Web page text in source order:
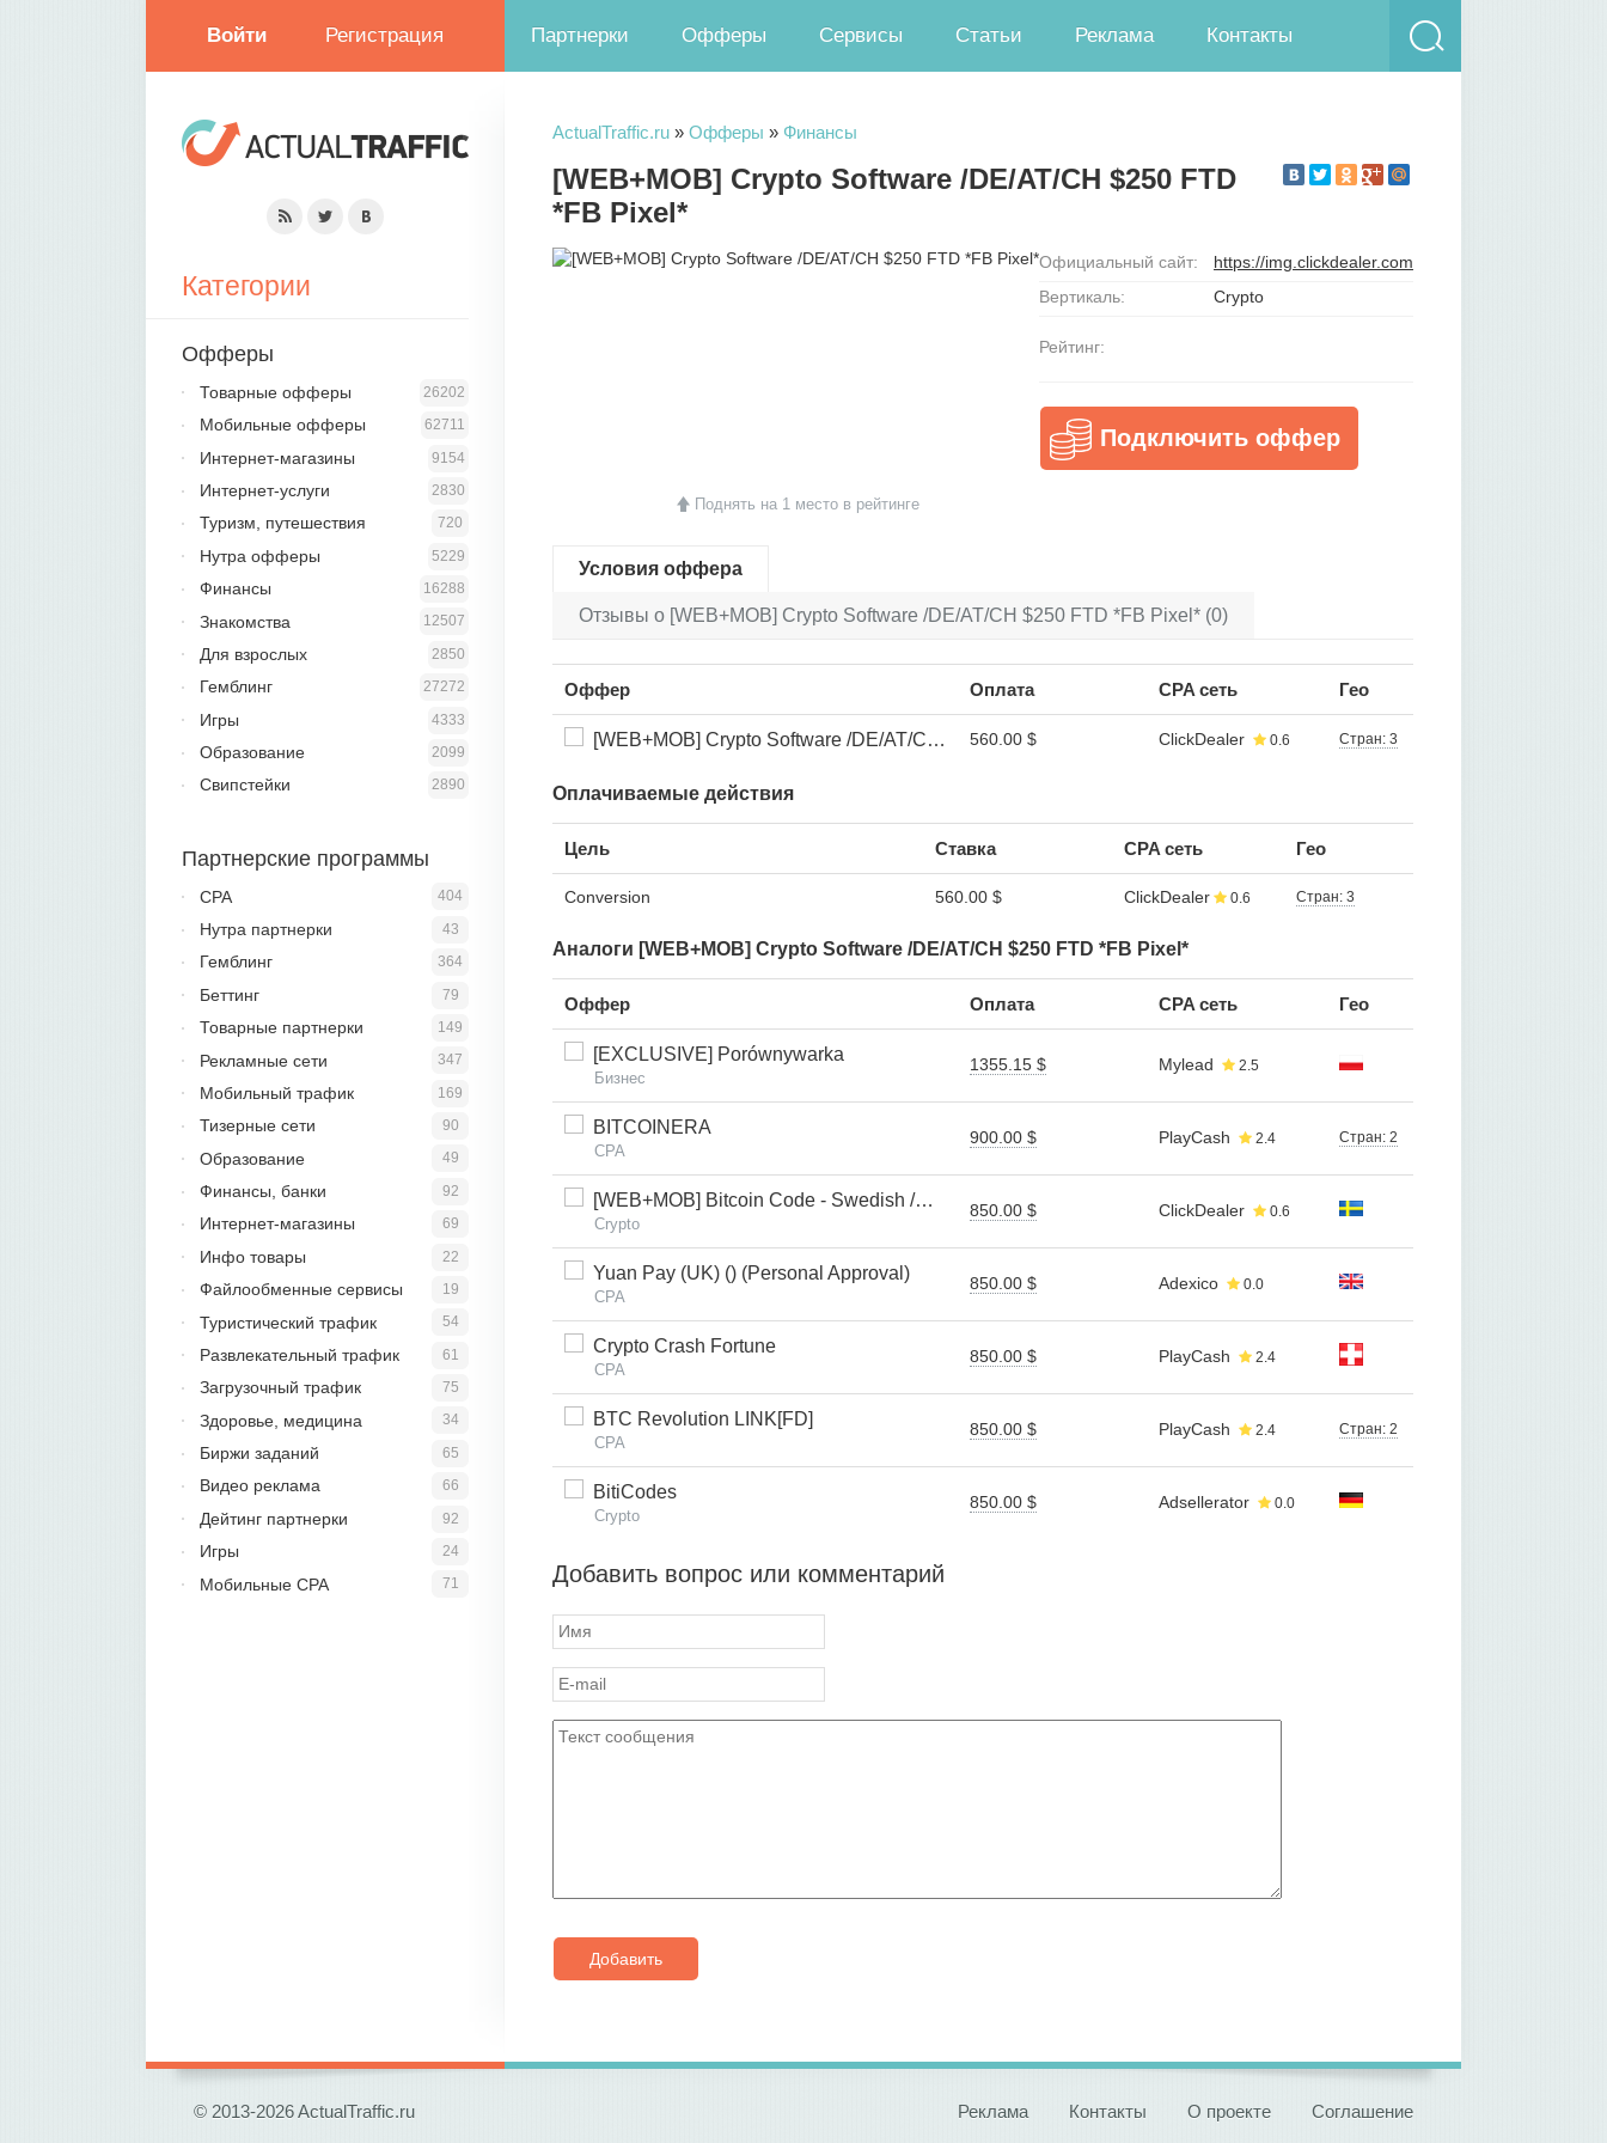
Войти Регистрация Партнерки Офферы Сервисы Статьи Реклама Контакты
ActualTraffic.ru » Офферы » Финансы
[WEB+MOB] Crypto Software /DE/AT/CH $250 FTD
*FB Pixel*
Поднять на 1 место в рейтинге
Официальный сайт:
https://img.clickdealer.com
Вертикаль:
Crypto
Рейтинг:
Подключить оффер
Условия оффера
Отзывы о [WEB+MOB] Crypto Software /DE/AT/CH $250 FTD *FB Pixel* (0)
Оффер Оплата CPA сеть Гео
[WEB+MOB] Crypto Software /DE/AT/CH $250 FTD *FB Pixel* 560.00 $ ClickDealer 0.6 Стран: 3
Оплачиваемые действия
Цель Ставка CPA сеть Гео
Conversion 560.00 $ ClickDealer 0.6 Стран: 3
Аналоги [WEB+MOB] Crypto Software /DE/AT/CH $250 FTD *FB Pixel*
Оффер Оплата CPA сеть Гео
[EXCLUSIVE] Porównywarka
Бизнес
1355.15 $ Mylead 2.5
BITCOINERA
CPA
900.00 $ PlayCash 2.4 Стран: 2
[WEB+MOB] Bitcoin Code - Swedish /SE $250 FTD *FB Pixel*
Crypto
850.00 $ ClickDealer 0.6
Yuan Pay (UK) () (Personal Approval)
CPA
850.00 $ Adexico 0.0
Crypto Crash Fortune
CPA
850.00 $ PlayCash 2.4
BTC Revolution LINK[FD]
CPA
850.00 $ PlayCash 2.4 Стран: 2
BitiCodes
Crypto
850.00 $ Adsellerator 0.0
Добавить вопрос или комментарий
Добавить
Категории
Офферы
26202
Товарные офферы
62711
Мобильные офферы
9154
Интернет-магазины
2830
Интернет-услуги
720
Туризм, путешествия
5229
Нутра офферы
16288
Финансы
12507
Знакомства
2850
Для взрослых
27272
Гемблинг
4333
Игры
2099
Образование
2890
Свипстейки
Партнерские программы
404
CPA
43
Нутра партнерки
364
Гемблинг
79
Беттинг
149
Товарные партнерки
347
Рекламные сети
169
Мобильный трафик
90
Тизерные сети
49
Образование
92
Финансы, банки
69
Интернет-магазины
22
Инфо товары
19
Файлообменные сервисы
54
Туристический трафик
61
Развлекательный трафик
75
Загрузочный трафик
34
Здоровье, медицина
65
Биржи заданий
66
Видео реклама
92
Дейтинг партнерки
24
Игры
71
Мобильные CPA
Реклама Контакты О проекте Соглашение
© 2013-2026 ActualTraffic.ru